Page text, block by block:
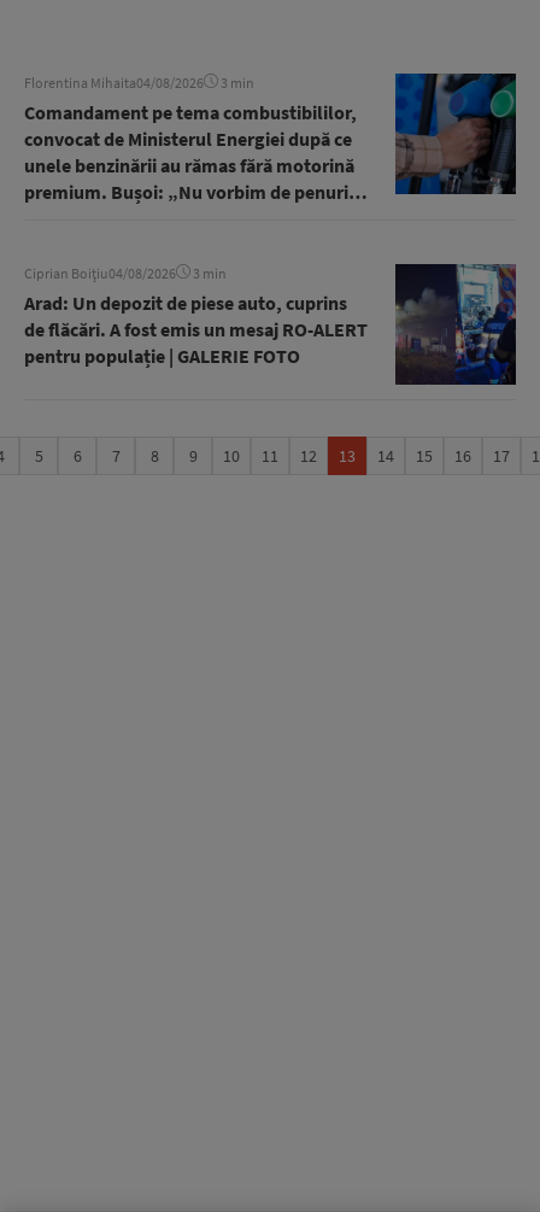
Florentina Mihaita04/08/2026 3 min
Comandament pe tema combustibililor,
convocat de Ministerul Energiei după ce
unele benzinării au rămas fără motorină
premium. Bușoi: „Nu vorbim de penurie,
Ciprian Boițiu04/08/2026 3 min
Arad: Un depozit de piese auto, cuprins
de flăcări. A fost emis un mesaj RO-ALERT
pentru populație | GALERIE FOTO
5 6 7 8 9 10 11 12 13 14 15 16 17